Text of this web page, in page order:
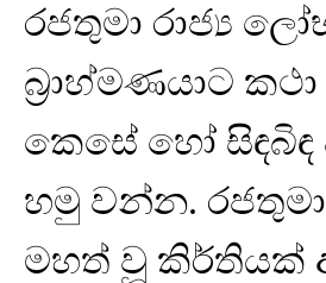
රජතුමා රාජ්‍ය
බ්‍රාහ්මණයාට
කෙසේ හෝ සිඳබිඳ
හමු වන්න.
මහත් වූ කිර්තියක්